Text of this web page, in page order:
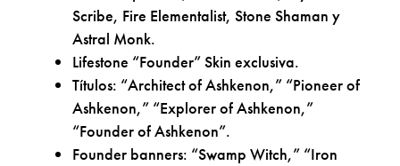
Scribe, Fire Elementalist, Stone Shaman y
Astral Monk.
Lifestone “Founder” Skin exclusiva.
Títulos: “Architect of Ashkenon,” “Pioneer of
Ashkenon,” “Explorer of Ashkenon,”
“Founder of Ashkenon”.
Founder banners: “Swamp Witch,” “Iron